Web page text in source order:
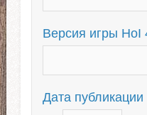
Версия игры HoI
Дата публикации